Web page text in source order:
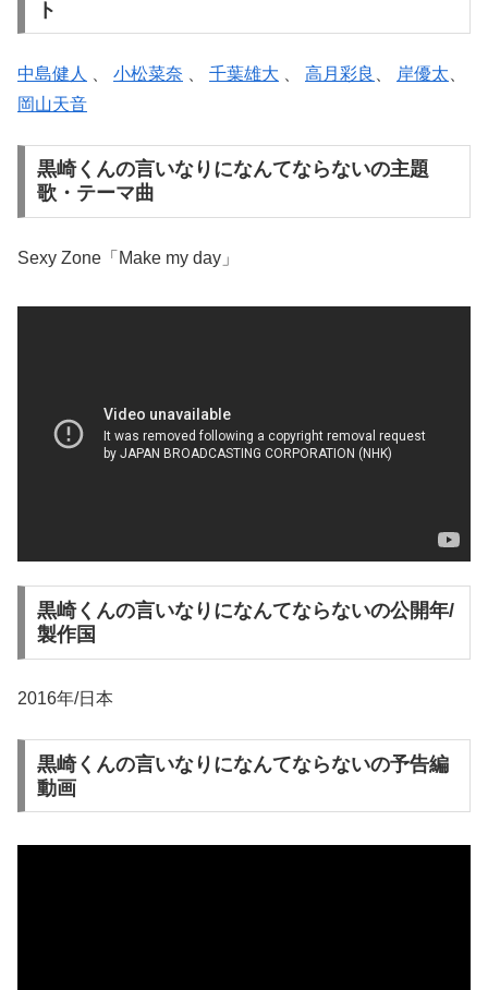
ト
中島健人 小松菜奈 千葉雄大 高月彩良 岸優太
岡山天音
黒崎くんの言いなりになんてならないの主題
歌・テーマ曲
Sexy Zone「Make my day」
黒崎くんの言いなりになんてならないの公開年/
製作国
2016年/日本
黒崎くんの言いなりになんてならないの予告編
動画